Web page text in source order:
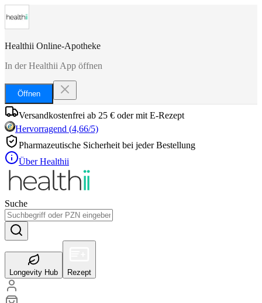
Healthii Online-Apotheke
In der Healthii App öffnen
Öffnen
Versandkostenfrei ab 25 € oder mit E-Rezept
Hervorragend (4,66/5)
Pharmazeutische Sicherheit bei jeder Bestellung
Über Healthii
Suche
Longevity Hub Rezept